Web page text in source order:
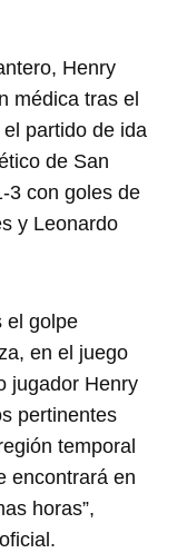
Henry
médica tras el
partido de ida
de San
3 con goles de
y Leonardo
el golpe
en el juego
jugador Henry
pertinentes
temporal
encontrará en
horas”,